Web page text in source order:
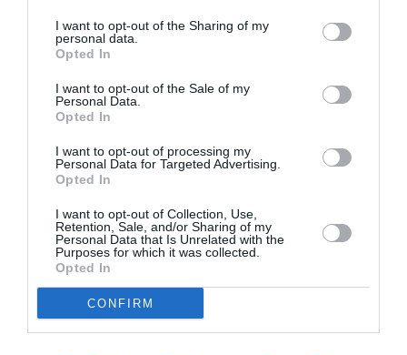
I want to opt-out of the Sharing of my
personal data.
Opted In
I want to opt-out of the Sale of my
Personal Data.
Opted In
I want to opt-out of processing my
Personal Data for Targeted Advertising.
Opted In
I want to opt-out of Collection, Use,
Retention, Sale, and/or Sharing of my
Personal Data that Is Unrelated with the
Purposes for which it was collected.
Opted In
CONFIRM
παιδιά.
Πλέον, σύμφωνα με τον κ. Κατσαφάδο, τα παιδιά που
εμβολιάζονται είναι ελάχιστα.
Και στο εμβολιαστικό κέντρο του Νοσοκομείου
Καλαμάτας μειώθηκαν σημαντικά οι εμβολιασμοί την
τελευταία περίοδο και ιδιαίτερα μετά τις
πιστοποιητικών.
Από την προηγούμενη Πέμπτη έχουν ξεκινήσει και εκεί
οι εμβολιασμοί με την 4η δόση, ενώ καθημερινά
γίνονται περίπου 60 εμβολιασμοί, στην πλειονότητά
τους με Pfizer.